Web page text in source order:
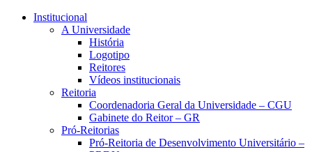
Conteúdo principal
Institucional
A Universidade
História
Logotipo
Reitores
Vídeos institucionais
Reitoria
Coordenadoria Geral da Universidade – CGU
Gabinete do Reitor – GR
Pró-Reitorias
Pró-Reitoria de Desenvolvimento Universitário –